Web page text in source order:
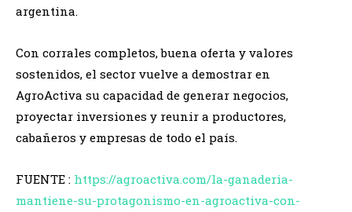
argentina.
Con corrales completos, buena oferta y valores
sostenidos, el sector vuelve a demostrar en
AgroActiva su capacidad de generar negocios,
proyectar inversiones y reunir a productores,
cabañeros y empresas de todo el país.
FUENTE : https://agroactiva.com/la-ganaderia-
mantiene-su-protagonismo-en-agroactiva-con-